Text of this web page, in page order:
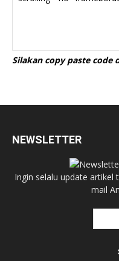
Silakan copy paste code
NEWSLETTER
Ingin selalu update artikel
mail